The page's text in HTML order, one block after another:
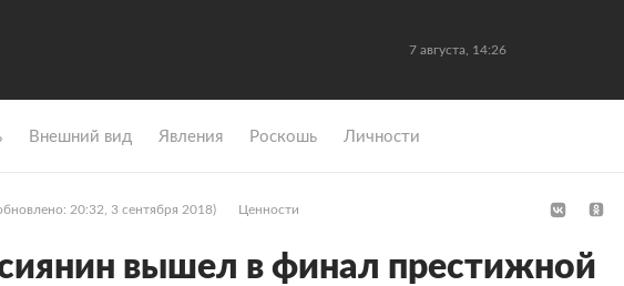
7 августа, 14:26
Внешний вид Явления Роскошь Личности
20:32, 3 сентября 2018) Ценности
вышел в финал престижной